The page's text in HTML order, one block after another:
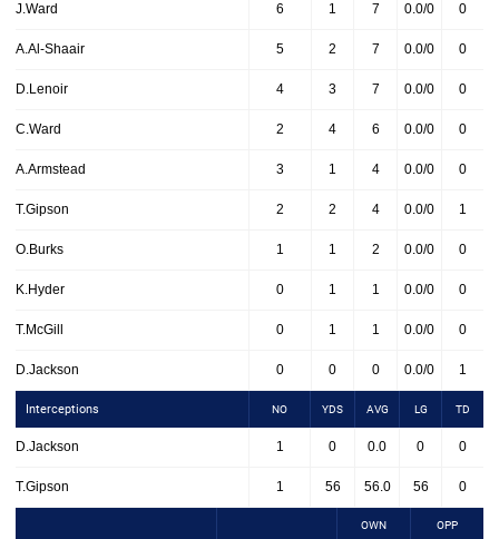
J.Ward 6 1 7 0.0/0 0
A.Al-Shaair 5 2 7 0.0/0 0
D.Lenoir 4 3 7 0.0/0 0
C.Ward 2 4 6 0.0/0 0
A.Armstead 3 1 4 0.0/0 0
T.Gipson 2 2 4 0.0/0 1
O.Burks 1 1 2 0.0/0 0
K.Hyder 0 1 1 0.0/0 0
T.McGill 0 1 1 0.0/0 0
D.Jackson 0 0 0 0.0/0 1
Interceptions NO YDS AVG LG TD
D.Jackson 1 0 0.0 0 0
T.Gipson 1 56 56.0 56 0
OWN OPP